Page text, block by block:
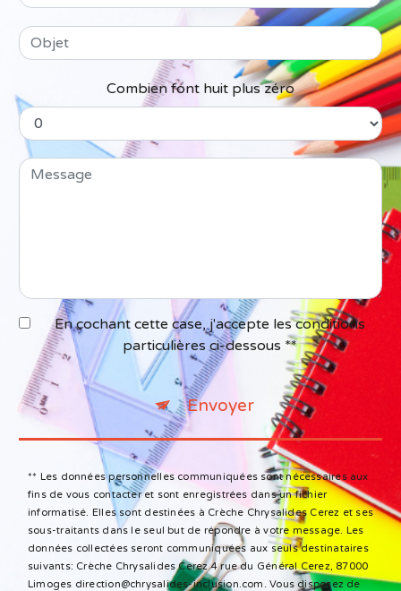
Combien font huit plus zéro
En cochant cette case, j'accepte les conditions
particulières ci-dessous **
Envoyer
** Les données personnelles communiquées sont nécessaires aux
fins de vous contacter et sont enregistrées dans un fichier
informatisé. Elles sont destinées à Crèche Chrysalides Cerez et ses
sous-traitants dans le seul but de répondre à votre message. Les
données collectées seront communiquées aux seuls destinataires
suivants: Crèche Chrysalides Cerez 4 rue du Général Cerez, 87000
Limoges direction@chrysalides-inclusion.com. Vous disposez de